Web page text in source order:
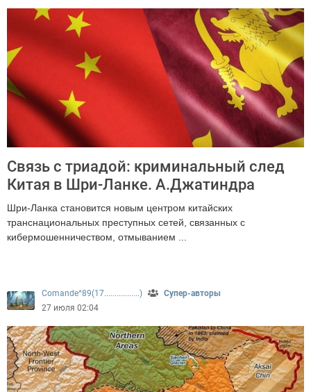
Связь с триадой: криминальный след
Китая в Шри-Ланке. А.Джатиндра
Шри-Ланка становится новым центром китайских
транснациональных преступных сетей, связанных с
кибермошенничеством, отмыванием ...
Comande^89(17.................)
Супер-авторы
27 июля 02:04